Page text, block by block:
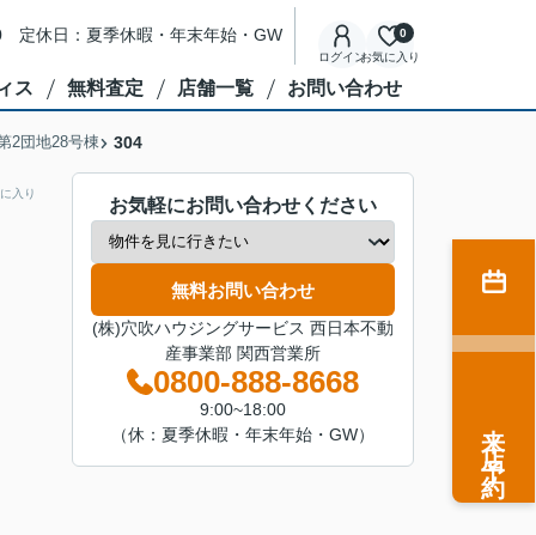
定休日：夏季休暇・年末年始・GW
ログインお気に入り
0
ス 無料査定 店舗一覧 お問い合わせ
2団地28号棟 304
入り
お気軽にお問い合わせください
無料お問い合わせ
(株)穴吹ハウジングサービス 西日本不動
産事業部 関西営業所
0800-888-8668
9:00~18:00
（休：夏季休暇・年末年始・GW）
来店予約